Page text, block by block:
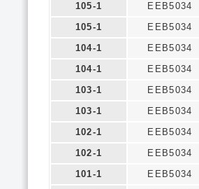
105-1
EEB5034
105-1
EEB5034
104-1
EEB5034
104-1
EEB5034
103-1
EEB5034
103-1
EEB5034
102-1
EEB5034
102-1
EEB5034
101-1
EEB5034